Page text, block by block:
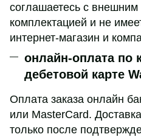
соглашаетесь с
комплектацией и не
интернет-магазин и
онлайн-оплата по
дебетовой карте
Оплата заказа онлайн
или MasterCard.
только после